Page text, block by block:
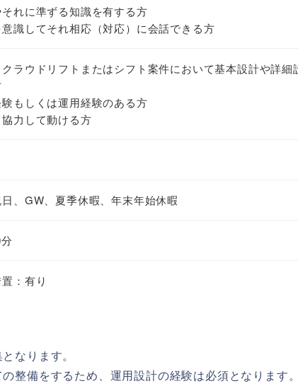
れに準ずる知識を有する方
識してそれ相応（対応）に会話できる方
ラウドリフトまたはシフト案件において基本設計や詳細
もしくは運用経験のある方
力して動ける方
、GW、夏季休暇、年末年始休暇
：有り
なります。
整備をするため、運用設計の経験は必須となります